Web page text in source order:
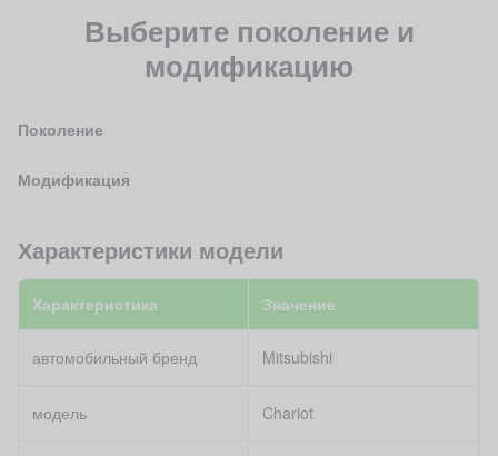
Выберите поколение и
модификацию
Поколение
Модификация
Характеристики модели
Характеристика Значение
автомобильный бренд Mitsubishi
модель Chariot